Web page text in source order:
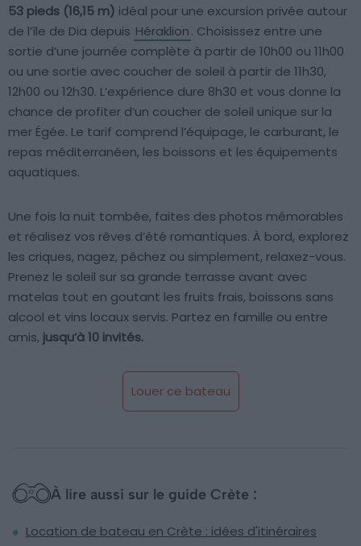
53 pieds (16,15 m) idéal pour une excursion privée autour
de l’île de Dia depuis Héraklion. Choisissez entre une
sortie d’une journée complète à partir de 10h00 ou 11h00
ou une sortie avec coucher de soleil à partir de 11h30,
12h00 ou 12h30. L’expérience dure 8h30 et vous donne la
chance de profiter d’un coucher de soleil unique sur la
mer Égée. Le tarif comprend l’équipage, le carburant, le
repas méditerranéen, les boissons et les équipements
aquatiques.
Une fois la nuit tombée, faites des photos mémorables
et réalisez vos rêves d’été romantiques. À bord, explorez
les criques, nagez, pêchez ou simplement, relaxez-vous.
Prenez le soleil sur sa grande terrasse avant avec
matelas tout en goutant les fruits frais, boissons sans
alcool et vins locaux servis. Partez en famille ou entre
amis, jusqu’à 10 invités.
Louer ce bateau
À lire aussi sur le guide Crète :
Location de bateau en Crète : idées d'itinéraires